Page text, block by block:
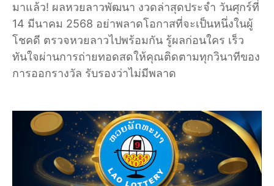
มาแล้ว! ผลหวยลาวพัฒนา งวดล่าสุดประจำ วันศุกร์ที่
14 มีนาคม 2568 อย่าพลาดโอกาสที่จะเป็นหนึ่งในผู้
โชคดี ตรวจหวยลาวไปพร้อมกัน รู้ผลก่อนใคร เร็ว
ทันใจผ่านการถ่ายทอดสดให้คุณติดตามทุกวินาทีของ
การออกรางวัล รับรองว่าไม่มีพลาด